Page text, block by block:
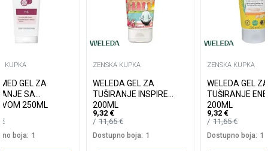
KUPKA
GEL ZA
SA
250ML
€
boja: 1
ZENSKA KUPKA
WELEDA GEL ZA
TUŠIRANJE INSPIRE
200ML
9,32 €
11,65€
Dostupno boja: 1
ZENSKA KUPKA
WELEDA GEL ZA
TUŠIRANJE
200ML
9,32 €
11,65€
Dostupno boja: 1